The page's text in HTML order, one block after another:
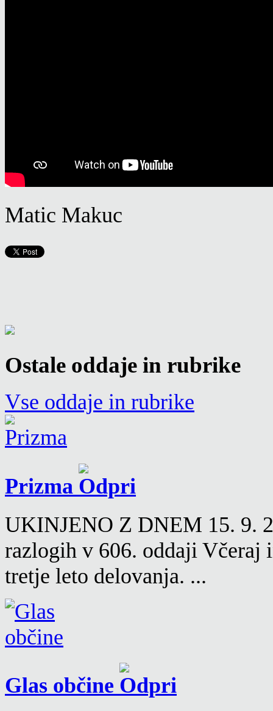
Matic Makuc
Ostale oddaje in rubrike
Vse oddaje in rubrike
Prizma
UKINJENO Z DNEM 15. 9.
razlogih v 606. oddaji Včeraj
tretje leto delovanja. ...
Glas občine